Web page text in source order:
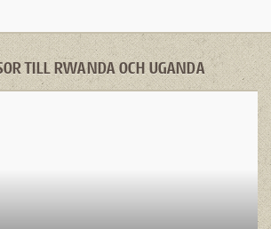
TILL RWANDA OCH UGANDA